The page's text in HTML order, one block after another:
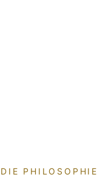
DIE PHILOSOPHIE